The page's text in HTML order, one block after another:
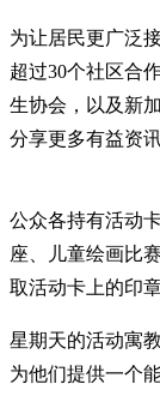
为让居民更广泛
超过30个社区合
生协会，以及新
分享更多有益资讯
公众各持有活动
座、儿童绘画比
取活动卡上的印
星期天的活动寓
为他们提供一个